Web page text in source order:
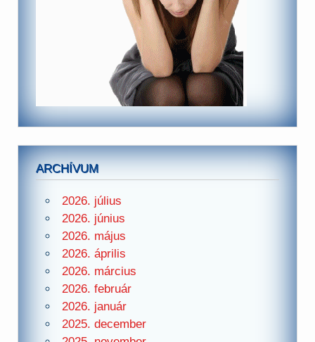
ARCHÍVUM
2026. július
2026. június
2026. május
2026. április
2026. március
2026. február
2026. január
2025. december